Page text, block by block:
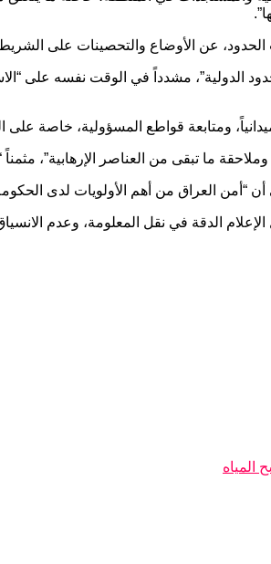
عن الأوضاع والتحصينات على
الدولية”، مشدداً في الوقت نفسه على
ومتابعة قواطع المسؤولية، خاصة على
ما تبقى من العناصر الإرهابية”،
أن “أمن العراق من أهم الأولويات لدى
الدقة في نقل المعلومة، وعدم
المياه